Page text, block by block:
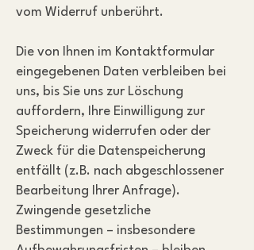
vom Widerruf unberührt.
Die von Ihnen im Kontaktformular
eingegebenen Daten verbleiben bei
uns, bis Sie uns zur Löschung
auffordern, Ihre Einwilligung zur
Speicherung widerrufen oder der
Zweck für die Datenspeicherung
entfällt (z.B. nach abgeschlossener
Bearbeitung Ihrer Anfrage).
Zwingende gesetzliche
Bestimmungen – insbesondere